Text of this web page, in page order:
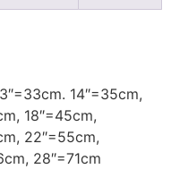
14″=35cm,
18″=45cm,
22″=55cm,
28″=71cm